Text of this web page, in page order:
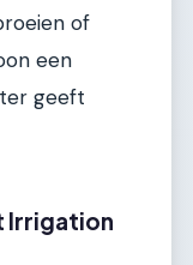
of
een
geeft
Irrigation